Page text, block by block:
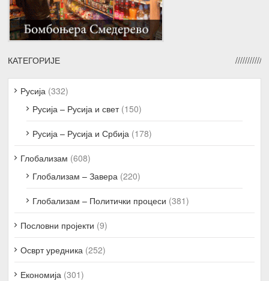
КАТЕГОРИЈЕ
Русија (332)
Русија – Русија и свет(150)
Русија – Русија и Србија (178)
Глобализам (608)
Глобализам – Завера (220)
Глобализам – Политички процеси (381)
Пословни пројекти (9)
Осврт уредника (252)
Економија (301)